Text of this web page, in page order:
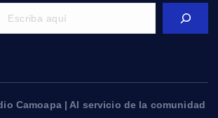
Camoapa | Al servicio de la comunidad